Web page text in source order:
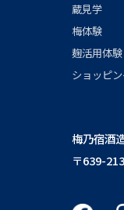
蔵見学
梅体験
麹活用体験
ショッピ
梅乃宿酒
〒639-